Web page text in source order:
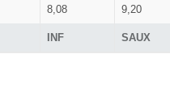
INF SAUX
8,08 9,20